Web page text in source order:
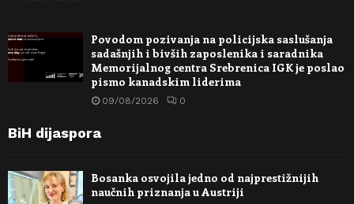
Povodom pozivanja na policijska saslušanja
sadašnjih i bivših zaposlenika i saradnika
Memorijalnog centra Srebrenica IGK je poslao
pismo kanadskim liderima
09/08/2026 0
BiH dijaspora
Bosanka osvojila jedno od najprestižnijih
naučnih priznanja u Austriji